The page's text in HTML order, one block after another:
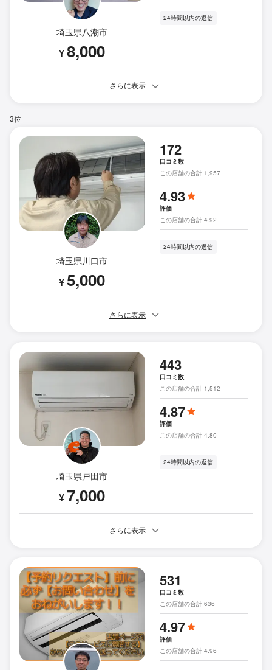
埼玉県八潮市
¥8,000
24時間以内の返信
さらに表示
3位
埼玉県川口市
¥5,000
172
口コミ数
この店舗の合計 1,957
4.93
評価
この店舗の合計 4.92
24時間以内の返信
さらに表示
埼玉県戸田市
¥7,000
443
口コミ数
この店舗の合計 1,512
4.87
評価
この店舗の合計 4.80
24時間以内の返信
さらに表示
531
口コミ数
この店舗の合計 636
4.97
評価
この店舗の合計 4.96